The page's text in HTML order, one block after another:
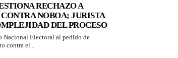
RECHAZO A
NOBOA; JURISTA
DEL PROCESO
Nacional Electoral al pedido de
contra el...